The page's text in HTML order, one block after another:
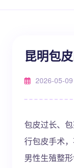
昆明包
2026-05-
包皮过长、
行包皮手术
男性生殖整